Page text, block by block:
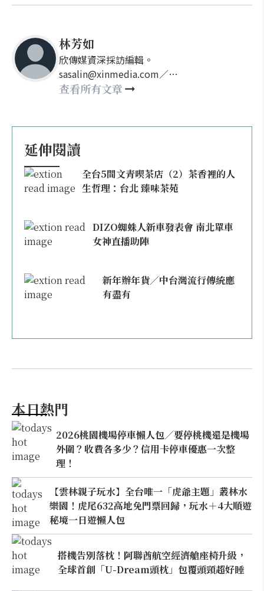
林芳如
欣傳媒資深採訪編輯。
sasalin@xinmedia.com／
happy21917@gmail.com
查看所有文章
延伸閱讀
全台5間文青喫茶店（2）茶香裡的人
生哲理：台北 臻味茶苑
DIZO蜘蛛人新車發表會 南北單車
女神直播助陣
新年辦年貨／中台灣流行傳統應
有盡有
本日熱門
2026桃園機場停車懶人包／要停桃機還是機場
外圍？收費各多少？信用卡停車優惠一次整
理！
【雲林親子玩水】全台唯一「虎爺主題」叢林水
樂園！虎尾632高地免門票回歸，玩水＋4大順遊
秘境一日遊懶人包
搭機告別落枕！阿聯酋航空經濟艙座椅升級，
全球首創「U-Dream頭枕」包覆頭頸超好睡